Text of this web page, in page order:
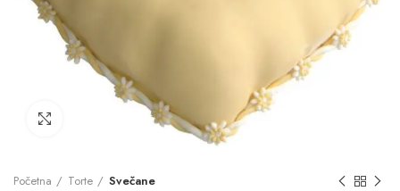
Click to enlarge
Početna Torte Svečane